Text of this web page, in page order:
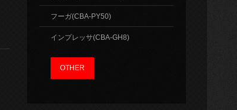
フーガ(CBA-PY50)
インプレッサ(CBA-GH8)
OTHER